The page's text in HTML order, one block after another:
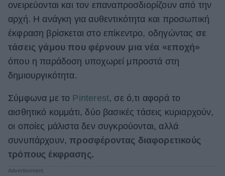
ΒΟΞ
Χωρίς Ταμπέλες
Women's Forum
Hautes Grecians
Γάμος
ονειρεύονται και τον επαναπροσδιορίζουν από την
αρχή. Η ανάγκη για αυθεντικότητα και προσωπική
έκφραση βρίσκεται στο επίκεντρο, οδηγώντας σε
τάσεις γάμου που φέρνουν μια νέα «εποχή»
όπου η παράδοση υποχωρεί μπροστά στη
δημιουργικότητα.
Σύμφωνα με το Pinterest, σε ό,τι αφορά το
αισθητικό κομμάτι, δύο βασικές τάσεις κυριαρχούν,
οι οποίες μάλιστα δεν συγκρούονται, αλλά
συνυπάρχουν,προσφέροντας διαφορετικούς
τρόπους έκφρασης.